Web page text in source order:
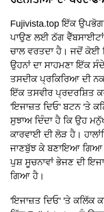
Fujivista.top ਇੱਕ
ਪਾਉਣ ਲਈ ਠੱਗ
ਚਾਲ ਵਰਤਦਾ ਹੈ। ਜਦੋਂ ਕੋਈ
ਉਹਨਾਂ ਦਾ ਸਾਹਮਣਾ ਇੱਕ
ਤਸਦੀਕ ਪ੍ਰਕਿਰਿਆ ਦੀ
ਇੱਕ ਤਸਵੀਰ ਪ੍ਰਦਰਸ਼ਿਤ
'ਇਜਾਜ਼ਤ ਦਿਓ' ਬਟਨ 'ਤੇ
ਸੁਝਾਅ ਦਿੰਦਾ ਹੈ ਕਿ ਉਹ
ਕਾਰਵਾਈ ਦੀ ਲੋੜ ਹੈ।
ਜਾਣਬੁੱਝ ਕੇ ਬਣਾਇਆ ਗਿਆ
ਪੁਸ਼ ਸੂਚਨਾਵਾਂ ਭੇਜਣ ਦੀ
ਗਿਆ ਹੈ।
'ਇਜਾਜ਼ਤ ਦਿਓ' 'ਤੇ ਕਲਿੱਕ